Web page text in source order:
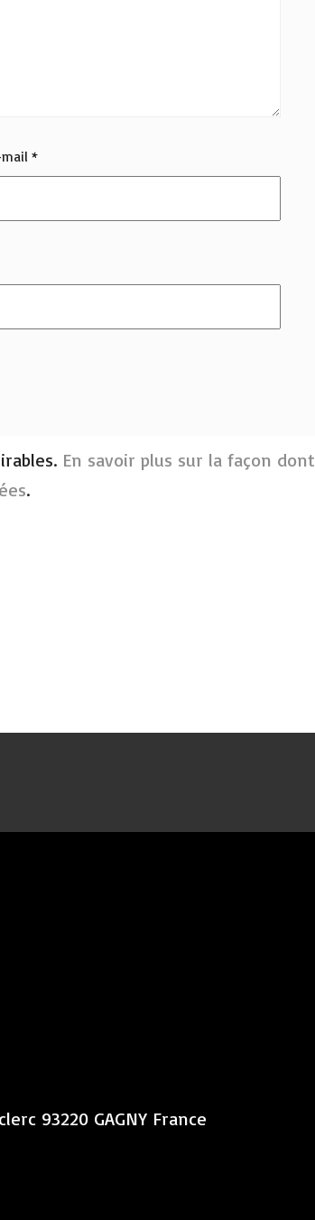
mail*
En savoir plus sur la façon dont
.
93220 GAGNY France